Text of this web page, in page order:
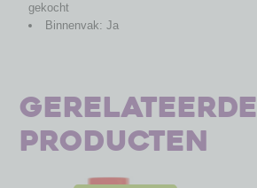
gekocht
Binnenvak: Ja
Gerelateerde
producten